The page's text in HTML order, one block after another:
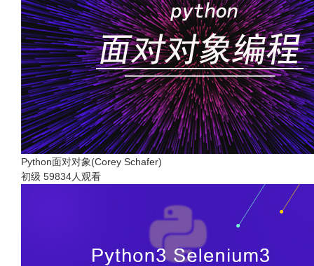
Python面对对象(Corey Schafer)
初级 59834人观看